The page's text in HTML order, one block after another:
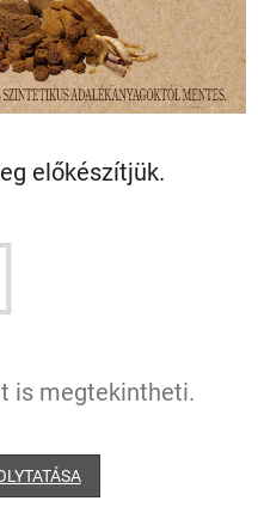
előkészítjük.
is megtekintheti.